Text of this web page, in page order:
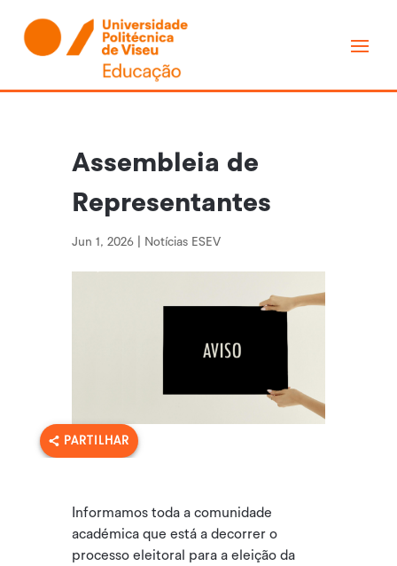
Assembleia de
Representantes
Jun 1, 2026| Notícias ESEV
PARTILHAR
Informamos toda a comunidade
académica que está a decorrer o
processo eleitoral para a eleição da